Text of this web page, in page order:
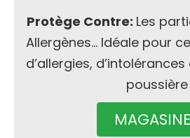
Protège Contre: Les
Allergènes… Idéale pour
d’allergies,
poussière